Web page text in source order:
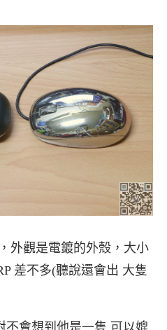
外觀是電鍍的外殼，大小
差不多(聽說還會出 大隻